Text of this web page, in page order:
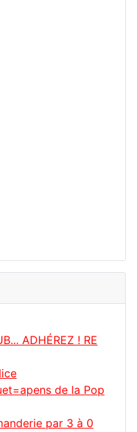
ADHÉREZ ! RE
de la Pop
par 3 à 0